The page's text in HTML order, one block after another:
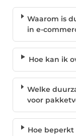
Waarom is
in e-
Hoe kan ik
Welke
voor
Hoe beperkt